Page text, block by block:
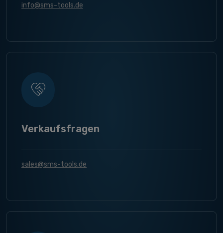
info@sms-tools.de
Verkaufsfragen
sales@sms-tools.de